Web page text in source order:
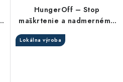
HungerOff – Stop
maškrtenie a nadmernému
Lokálna výroba